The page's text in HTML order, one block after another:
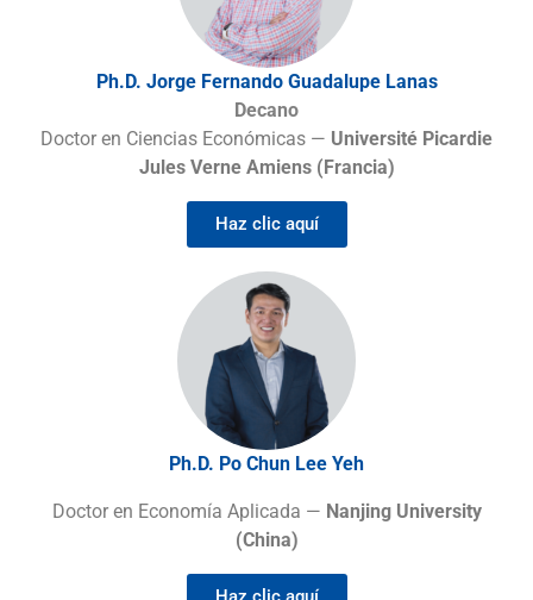
Ph.D. Jorge Fernando Guadalupe Lanas
Decano
Doctor en Ciencias Económicas — Université Picardie
Jules Verne Amiens (Francia)
Haz clic aquí
Ph.D. Po Chun Lee Yeh
Doctor en Economía Aplicada — Nanjing University
(China)